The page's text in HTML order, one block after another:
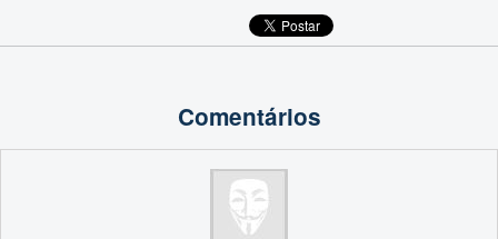
Comentários